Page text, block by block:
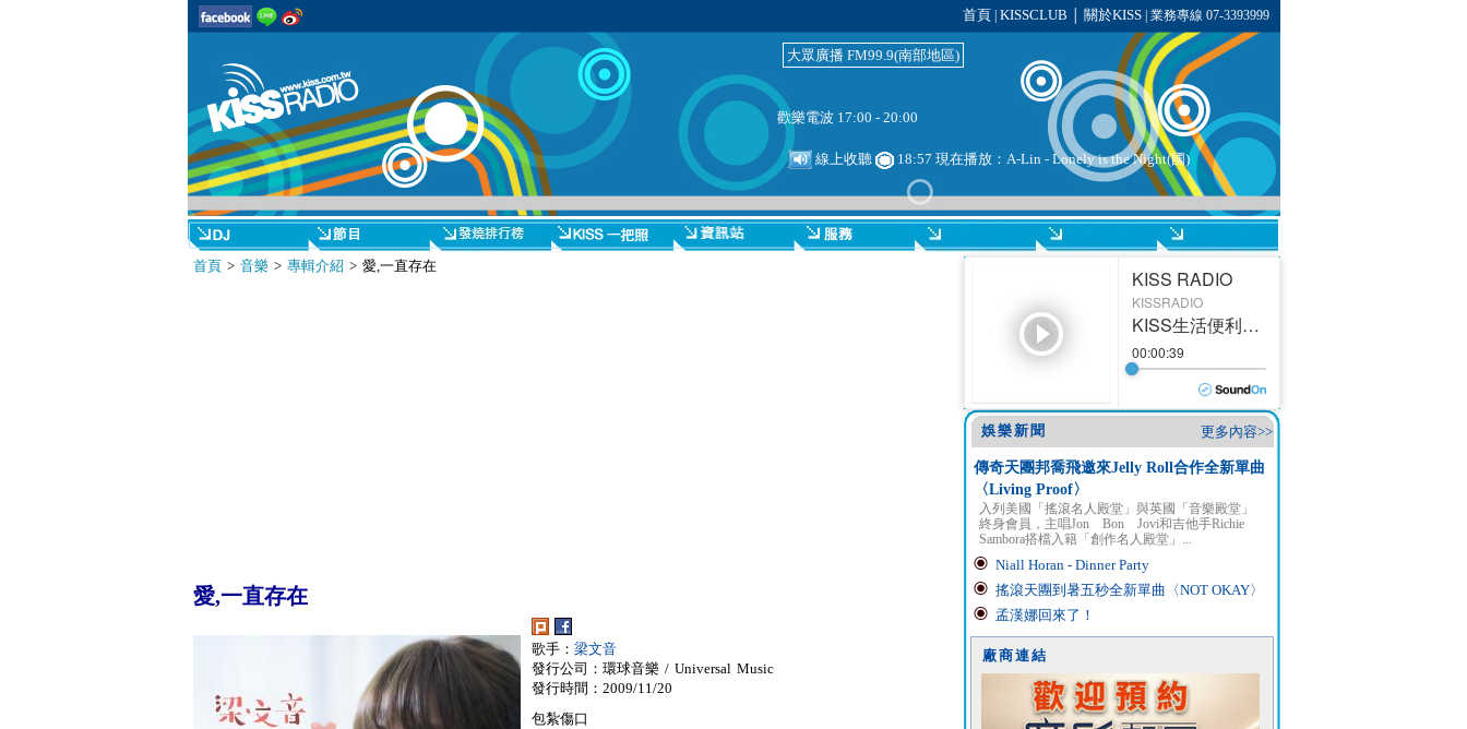
首頁 KISSCLUB 關於KISS| 業務專線 07-3393999
大眾廣播 FM99.9(南部地區)
歡樂電波 17:00 - 20:00
線上收聽 18:57 現在播放： A-Lin- Lonely is the Night(國)
首頁> 音樂> 專輯介紹 > 愛,一直存在
愛,一直存在
歌手： 梁文音
發行公司：環球音樂 / Universal Music
發行時間：2009/11/20
包紮傷口
更多內容>>
娛樂新聞
傳奇天團邦喬飛邀來Jelly Roll合作全新單曲
〈Living Proof〉
入列美國「搖滾名人殿堂」與英國「音樂殿堂」
終身會員，主唱Jon Bon Jovi和吉他手Richie
Sambora搭檔入籍「創作名人殿堂」...
Niall Horan - Dinner Party
搖滾天團到暑五秒全新單曲〈NOT OKAY〉
孟漢娜回來了！
廠商連結